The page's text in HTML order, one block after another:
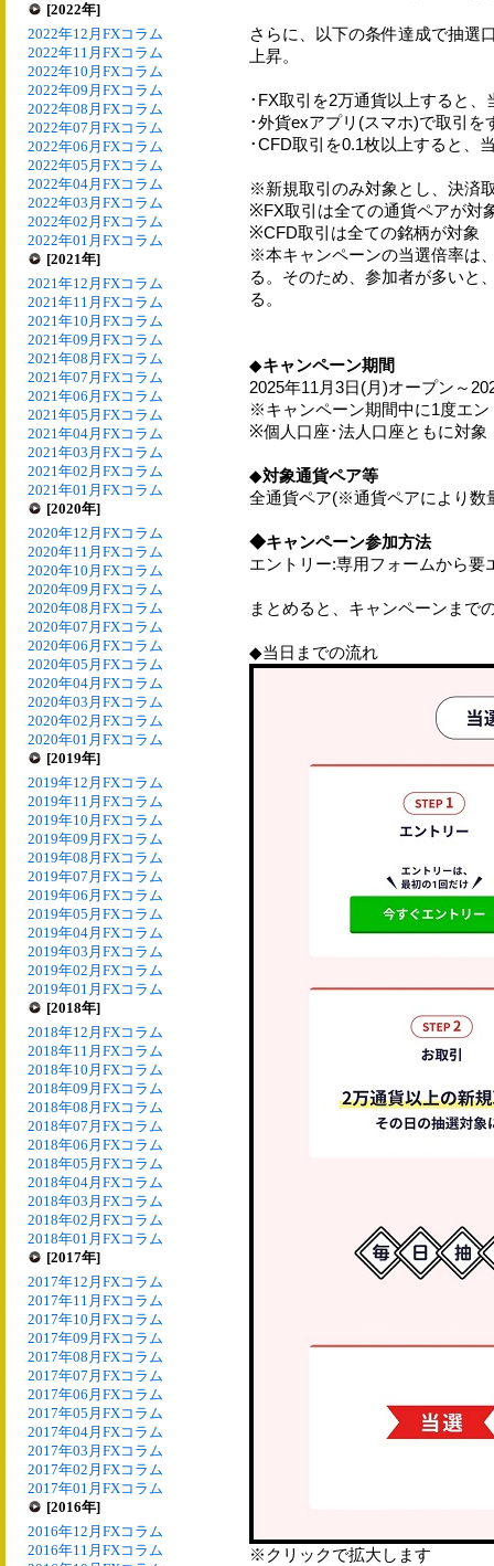
[2022年]
2022年12月FXコラム
2022年11月FXコラム
2022年10月FXコラム
2022年09月FXコラム
2022年08月FXコラム
2022年07月FXコラム
2022年06月FXコラム
2022年05月FXコラム
2022年04月FXコラム
2022年03月FXコラム
2022年02月FXコラム
2022年01月FXコラム
[2021年]
2021年12月FXコラム
2021年11月FXコラム
2021年10月FXコラム
2021年09月FXコラム
2021年08月FXコラム
2021年07月FXコラム
2021年06月FXコラム
2021年05月FXコラム
2021年04月FXコラム
2021年03月FXコラム
2021年02月FXコラム
2021年01月FXコラム
[2020年]
2020年12月FXコラム
2020年11月FXコラム
2020年10月FXコラム
2020年09月FXコラム
2020年08月FXコラム
2020年07月FXコラム
2020年06月FXコラム
2020年05月FXコラム
2020年04月FXコラム
2020年03月FXコラム
2020年02月FXコラム
2020年01月FXコラム
[2019年]
2019年12月FXコラム
2019年11月FXコラム
2019年10月FXコラム
2019年09月FXコラム
2019年08月FXコラム
2019年07月FXコラム
2019年06月FXコラム
2019年05月FXコラム
2019年04月FXコラム
2019年03月FXコラム
2019年02月FXコラム
2019年01月FXコラム
[2018年]
2018年12月FXコラム
2018年11月FXコラム
2018年10月FXコラム
2018年09月FXコラム
2018年08月FXコラム
2018年07月FXコラム
2018年06月FXコラム
2018年05月FXコラム
2018年04月FXコラム
2018年03月FXコラム
2018年02月FXコラム
2018年01月FXコラム
[2017年]
2017年12月FXコラム
2017年11月FXコラム
2017年10月FXコラム
2017年09月FXコラム
2017年08月FXコラム
2017年07月FXコラム
2017年06月FXコラム
2017年05月FXコラム
2017年04月FXコラム
2017年03月FXコラム
2017年02月FXコラム
2017年01月FXコラム
[2016年]
2016年12月FXコラム
2016年11月FXコラム
さらに、以下の条件達成で抽選
上昇。
･FX取引を2万通貨以上すると、
･外貨exアプリ(スマホ)で取引
･CFD取引を0.1枚以上すると、
※新規取引のみ対象とし、決済
※FX取引は全ての通貨ペアが対
※CFD取引は全ての銘柄が対象
※本キャンペーンの当選倍率は
る。そのため、参加者が多いと
る。
◆キャンペーン期間
2025年11月3日(月)オープン～
※キャンペーン期間中に1度エ
※個人口座･法人口座ともに対象
◆対象通貨ペア等
全通貨ペア(※通貨ペアにより数
◆キャンペーン参加方法
エントリー:専用フォームから要
まとめると、キャンペーンまで
◆当日までの流れ
※クリックで拡大します